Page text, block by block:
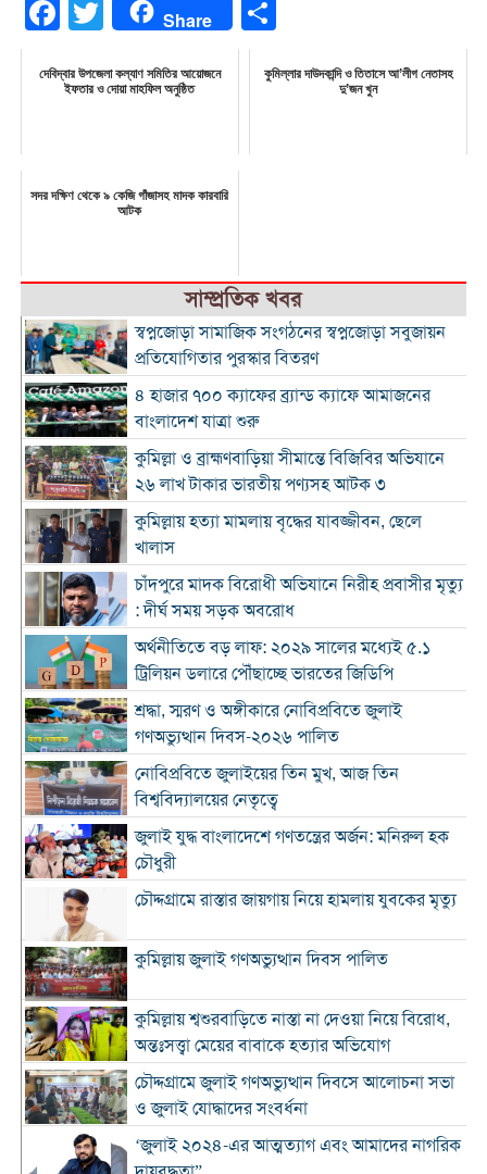
Facebook
Twitter Share
দেবিদ্বার উপজেলা কল্যাণ সমিতির আয়োজনে
ইফতার ও দোয়া মাহফিল অনুষ্ঠিত
কুমিল্লার দাউদকান্দি ও তিতাসে আ’লীগ নেতাসহ
দু’জন খুন
সদর দক্ষিণ থেকে ৯ কেজি গাঁজাসহ মাদক কারবারি
আটক
সাম্প্রতিক খবর
স্বপ্নজোড়া সামাজিক সংগঠনের স্বপ্নজোড়া সবুজায়ন
প্রতিযোগিতার পুরস্কার বিতরণ
৪ হাজার ৭০০ ক্যাফের ব্র্যান্ড ক্যাফে আমাজনের
বাংলাদেশ যাত্রা শুরু
কুমিল্লা ও ব্রাহ্মণবাড়িয়া সীমান্তে বিজিবির অভিযানে
২৬ লাখ টাকার ভারতীয় পণ্যসহ আটক ৩
কুমিল্লায় হত্যা মামলায় বৃদ্ধের যাবজ্জীবন, ছেলে
খালাস
চাঁদপুরে মাদক বিরোধী অভিযানে নিরীহ প্রবাসীর মৃত্যু
: দীর্ঘ সময় সড়ক অবরোধ
অর্থনীতিতে বড় লাফ: ২০২৯ সালের মধ্যেই ৫.১
ট্রিলিয়ন ডলারে পৌঁছাচ্ছে ভারতের জিডিপি
শ্রদ্ধা, স্মরণ ও অঙ্গীকারে নোবিপ্রবিতে জুলাই
গণঅভ্যুত্থান দিবস-২০২৬ পালিত
নোবিপ্রবিতে জুলাইয়ের তিন মুখ, আজ তিন
বিশ্ববিদ্যালয়ের নেতৃত্বে
জুলাই যুদ্ধ বাংলাদেশে গণতন্ত্রের অর্জন: মনিরুল হক
চৌধুরী
চৌদ্দগ্রামে রাস্তার জায়গায় নিয়ে হামলায় যুবকের মৃত্যু
কুমিল্লায় জুলাই গণঅভ্যুত্থান দিবস পালিত
কুমিল্লায় শ্বশুরবাড়িতে নাস্তা না দেওয়া নিয়ে বিরোধ,
অন্তঃসত্ত্বা মেয়ের বাবাকে হত্যার অভিযোগ
চৌদ্দগ্রামে জুলাই গণঅভ্যুত্থান দিবসে আলোচনা সভা
ও জুলাই যোদ্ধাদের সংবর্ধনা
‘জুলাই ২০২৪-এর আত্মত্যাগ এবং আমাদের নাগরিক